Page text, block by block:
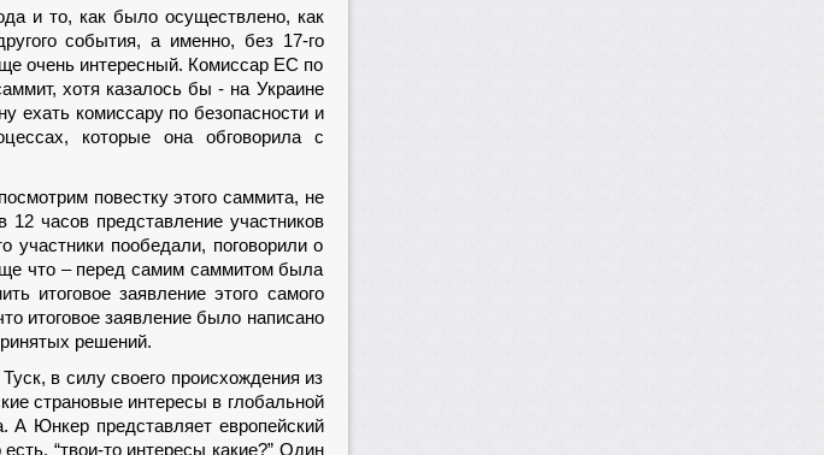
и то, как было осуществлено, как
события, а именно, без 17-го
очень интересный. Комиссар ЕС по
хотя казалось бы - на Украине
ехать комиссару по безопасности и
которые она обговорила с
повестку этого саммита, не
часов представление участников
участники пообедали, поговорили о
что – перед самим саммитом была
итоговое заявление этого самого
итоговое заявление было написано
решений.
в силу своего происхождения из
страновые интересы в глобальной
А Юнкер представляет европейский
“твои-то интересы какие?” Один